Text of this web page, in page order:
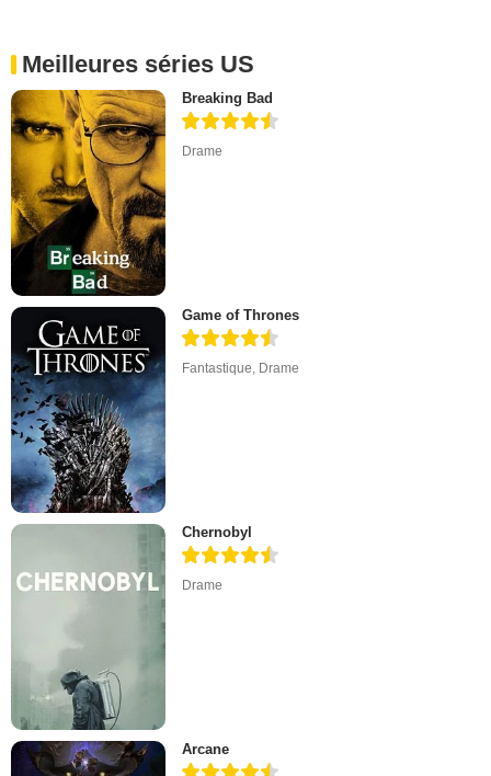
Meilleures séries US
Breaking Bad
Drame
Game of Thrones
Fantastique, Drame
Chernobyl
Drame
Arcane